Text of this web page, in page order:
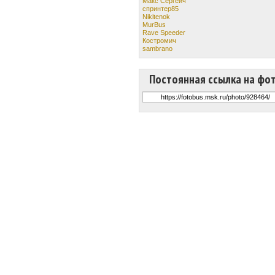
спринтер85
Nikitenok
MurBus
Rave Speeder
Костромич
sambrano
Постоянная ссылка на